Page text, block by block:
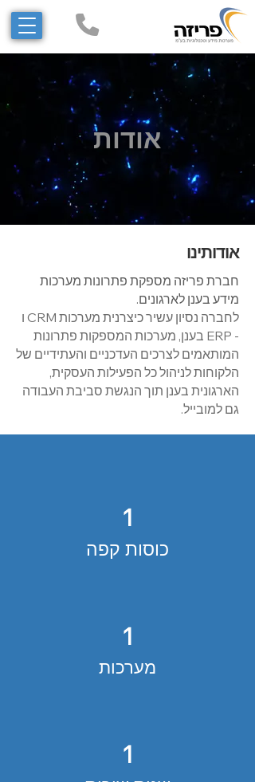
אודות
אודותינו
חברת פריזה מספקת פתרונות מערכות
מידע בענן לארגונים.
לחברה נסיון עשיר כיצרנית מערכות CRM ו
- ERP בענן, מערכות המספקות פתרונות
המותאמים לצרכים העדכניים והעתידיים של
הלקוחות לניהול כל הפעילות העסקית,
הארגונית בענן תוך הנגשת סביבת העבודה
גם למובייל.
1
כוסות קפה
1
מערכות
1